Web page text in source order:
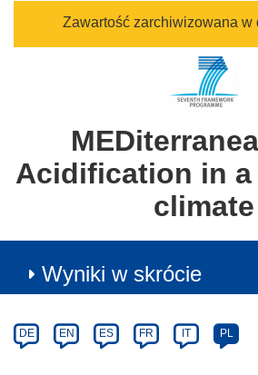
Zawartość zarchiwizowana w
Acidification in
climate
Wyniki w skrócie
Category
Article
available
DE EN ES FR IT PL